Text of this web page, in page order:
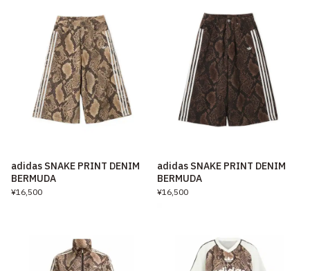
adidas SNAKE PRINT DENIM
BERMUDA
¥16,500
adidas SNAKE PRINT DENIM
BERMUDA
¥16,500